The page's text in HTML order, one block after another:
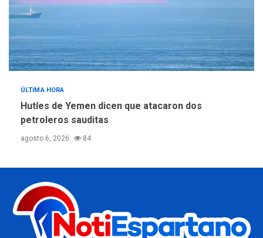
ÚLTIMA HORA
Hutíes de Yemen dicen que atacaron dos
petroleros sauditas
agosto 6, 2026 84